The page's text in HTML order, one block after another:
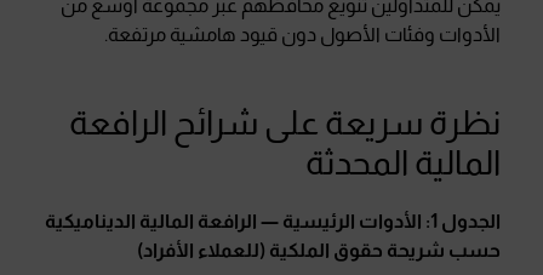
يمكن للمتداولين تنويع محافظهم عبر مجموعة أوسع من
الأدوات وفئات الأصول دون قيود هامشية مرتفعة.
نظرة سريعة على شرائح الرافعة
المالية المحدثة
الجدول 1: الأدوات الرئيسية — الرافعة المالية الديناميكية
حسب شريحة حقوق الملكية (للعملاء الأفراد)